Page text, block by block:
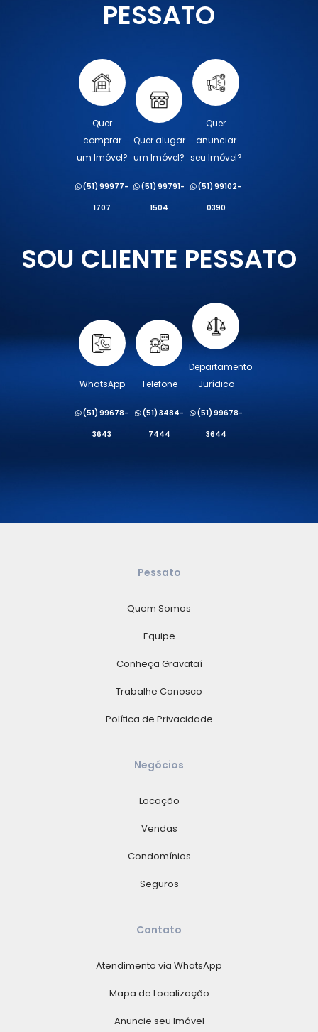
PESSATO
Quer
comprar
um Imóvel?
(51) 99977-
1707
Quer alugar
um Imóvel?
(51) 99791-
1504
Quer
anunciar
seu Imóvel?
(51) 99102-
0390
SOU CLIENTE PESSATO
WhatsApp
(51) 99678-
3643
Telefone
(51) 3484-
7444
Departamento
Jurídico
(51) 99678-
3644
Pessato
Quem Somos
Equipe
Conheça Gravataí
Trabalhe Conosco
Política de Privacidade
Negócios
Locação
Vendas
Condomínios
Seguros
Contato
Atendimento via WhatsApp
Mapa de Localização
Anuncie seu Imóvel